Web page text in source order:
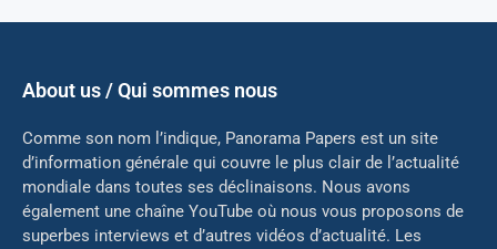
About us / Qui sommes nous
Comme son nom l’indique, Panorama Papers est un site
d’information générale qui couvre le plus clair de l’actualité
mondiale dans toutes ses déclinaisons. Nous avons
également une chaîne YouTube où nous vous proposons de
superbes interviews et d’autres vidéos d’actualité. Les